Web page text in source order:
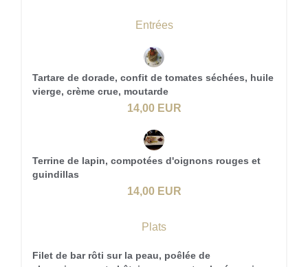
Entrées
Tartare de dorade, confit de tomates séchées, huile
vierge, crème crue, moutarde
14,00 EUR
Terrine de lapin, compotées d'oignons rouges et
guindillas
14,00 EUR
Plats
Filet de bar rôti sur la peau, poêlée de